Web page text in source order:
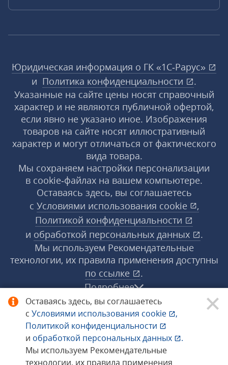
Оставаясь здесь, вы соглашаетесь
с Условиями использования cookie
,
Политикой конфиденциальности
и обработкой персональных данных
.
Мы используем Рекомендательные
технологии, их правила применения
Юридическая информация о ГК «1С‑Рарус»
и Политика конфиденциальности
.
Указанные на сайте цены носят справочный
характер и не являются публичной офертой,
если явно не указано иное. Изображения
товаров на сайте носят иллюстративный
характер и могут отличаться от фактического
вида товара.
Мы сохраняем настройки персонализации
в cookie‑файлах на вашем компьютере.
Оставаясь здесь, вы соглашаетесь
с Условиями использования cookie
,
Политикой конфиденциальности
и обработкой персональных данных
.
Мы используем Рекомендательные
технологии, их правила применения доступны
по ссылке
.
Подробнее
© 1998−2026 «1С‑Рарус» ®. Все права
защищены.